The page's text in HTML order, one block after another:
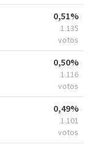
0,51%
1.135
votos
0,50%
1.116
votos
0,49%
1.101
votos